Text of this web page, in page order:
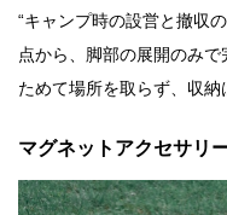
“キャンプ時の設営と撤収
点から、脚部の展開のみ
ためて場所を取らず、収納
マグネットアクセサリ